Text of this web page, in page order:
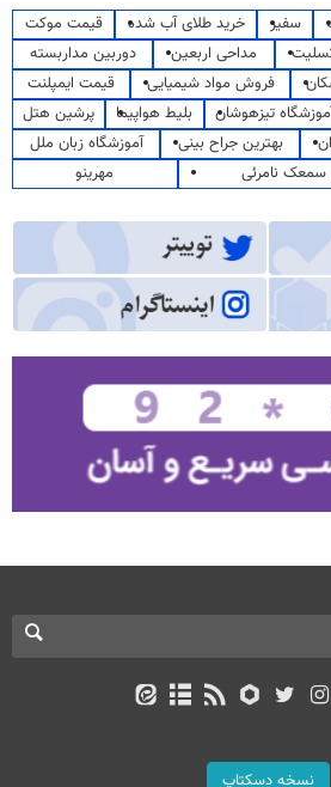
سفیر خرید طلای آب شده
قیمت موکت
مداحی اربعین
دوربین مداربسته
فروش مواد شیمیایی
قیمت ایمپلنت
تیزهوشان بلیط هواپیما
پرشین هتل
بهترین جراح بینی
آموزشگاه زبان ملل
نامرئی
مهرینو
نسخه دسکتاپ